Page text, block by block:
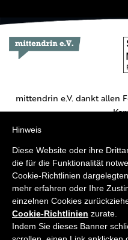
mittendrin e.V. dankt allen
Weitere
Hinweis
Diese Website oder ihre
die für die Funktionalität
Cookie-Richtlinien
mehr erfahren oder Ihre
einzelnen Cookies
Cookie-Richtlinien zurate.
Indem Sie dieses Banner